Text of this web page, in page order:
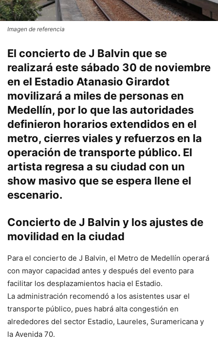
Imagen de referencia
El concierto de J Balvin que se
realizará este sábado 30 de noviembre
en el Estadio Atanasio Girardot
movilizará a miles de personas en
Medellín, por lo que las autoridades
definieron horarios extendidos en el
metro, cierres viales y refuerzos en la
operación de transporte público. El
artista regresa a su ciudad con un
show masivo que se espera llene el
escenario.
Concierto de J Balvin y los ajustes de
movilidad en la ciudad
Para el concierto de J Balvin, el Metro de Medellín operará
con mayor capacidad antes y después del evento para
facilitar los desplazamientos hacia el Estadio.
La administración recomendó a los asistentes usar el
transporte público, pues habrá alta congestión en
alrededores del sector Estadio, Laureles, Suramericana y
la Avenida 70.